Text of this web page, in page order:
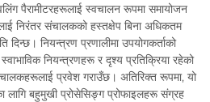
पैरामीटरहरूलाई स्वचालन रूपमा समायोजन
निरंतर संचालकको हस्तक्षेप बिना अधिकतम
नियन्त्रण प्रणालीमा उपयोगकर्ताको
नियन्त्रणहरू र दृश्य प्रतिक्रिया रहेको
प्रवेश गराउँछ। अतिरिक्त रूपमा, यो
लागि बहुमुखी प्रोसेसिङ्ग प्रोफाइलहरू संग्रह